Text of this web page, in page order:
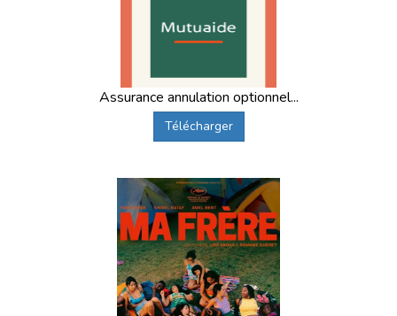
Consultez nos guides pratiques :
Quel âge pour partir en colonie de vacances ?
La première colonie de vacancesAssurance annulation optionnel...
Télécharger